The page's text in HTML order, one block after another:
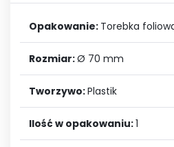
Opakowanie: Torebka
Rozmiar:Ø 70 mm
Tworzywo:Plastik
Ilość w opakowaniu:1